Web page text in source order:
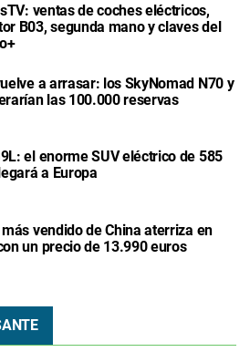
ventas de coches eléctricos,
B03, segunda mano y claves del
a arrasar: los SkyNomad N70 y
las 100.000 reservas
el enorme SUV eléctrico de 585
a Europa
más vendido de China aterriza en
un precio de 13.990 euros